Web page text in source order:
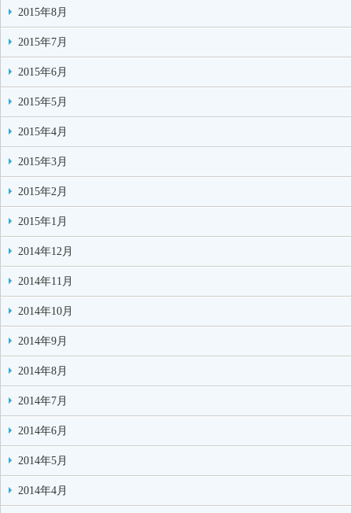
2015年8月
2015年7月
2015年6月
2015年5月
2015年4月
2015年3月
2015年2月
2015年1月
2014年12月
2014年11月
2014年10月
2014年9月
2014年8月
2014年7月
2014年6月
2014年5月
2014年4月